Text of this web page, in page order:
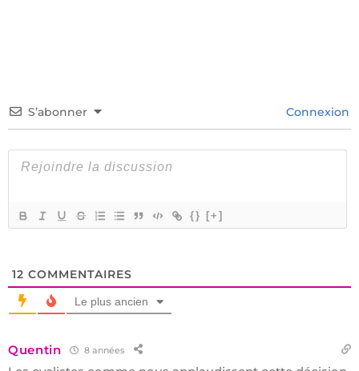
S’abonner Connexion
{} [+]
12 COMMENTAIRES
Le plus ancien
Quentin 8 années